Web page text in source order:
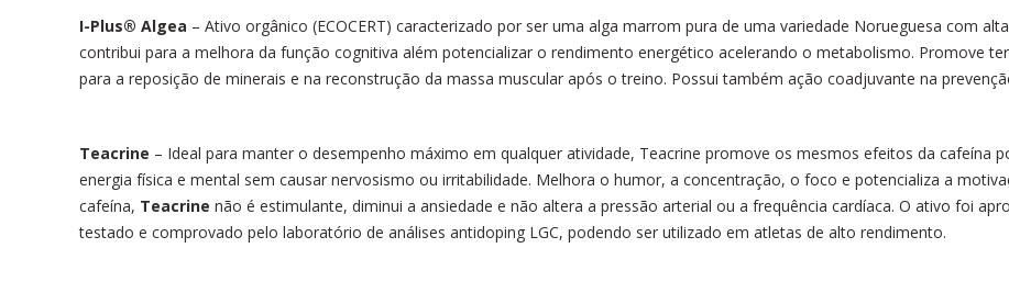
I-Plus® Algea – Ativo orgânico (ECOCERT) caracterizado por ser uma alga marrom pura de uma variedade Norueguesa com
contribui para a melhora da função cognitiva além potencializar o rendimento energético acelerando o metabolismo. Promove
para a reposição de minerais e na reconstrução da massa muscular após o treino. Possui também ação coadjuvante na
Teacrine – Ideal para manter o desempenho máximo em qualquer atividade, Teacrine promove os mesmos efeitos da cafeína
energia física e mental sem causar nervosismo ou irritabilidade. Melhora o humor, a concentração, o foco e potencializa a
cafeína, Teacrine não é estimulante, diminui a ansiedade e não altera a pressão arterial ou a frequência cardíaca. O ativo foi
testado e comprovado pelo laboratório de análises antidoping LGC, podendo ser utilizado em atletas de alto rendimento.